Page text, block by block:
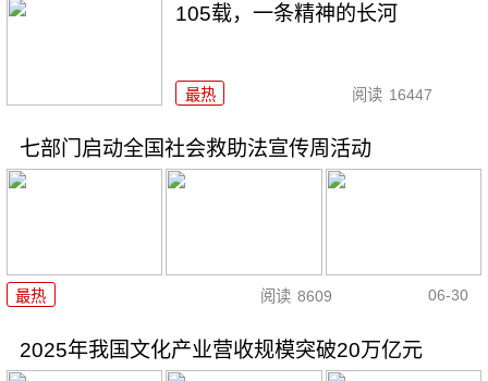
105载，一条精神的长河
最热 阅读 16447
七部门启动全国社会救助法宣传周活动
最热 阅读 8609 06-30
2025年我国文化产业营收规模突破20万亿元